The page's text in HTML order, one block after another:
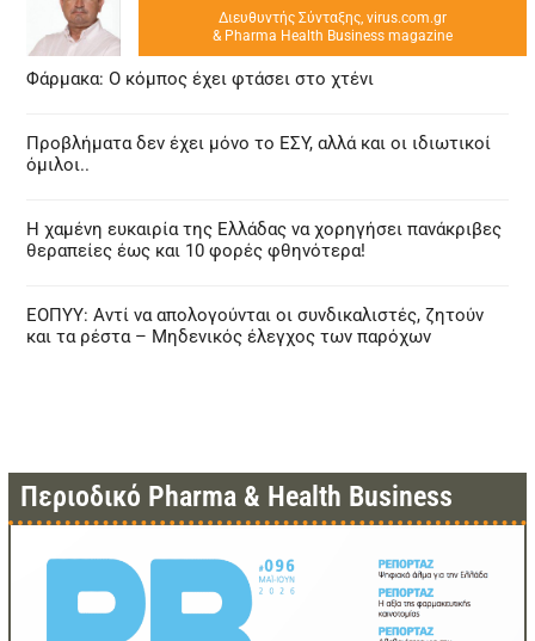
Διευθυντής Σύνταξης, virus.com.gr
& Pharma Health Business magazine
Φάρμακα: Ο κόμπος έχει φτάσει στο χτένι
Προβλήματα δεν έχει μόνο το ΕΣΥ, αλλά και οι ιδιωτικοί
όμιλοι..
Η χαμένη ευκαιρία της Ελλάδας να χορηγήσει πανάκριβες
θεραπείες έως και 10 φορές φθηνότερα!
ΕΟΠΥΥ: Αντί να απολογούνται οι συνδικαλιστές, ζητούν
και τα ρέστα – Μηδενικός έλεγχος των παρόχων
Περιοδικό Pharma & Health Business